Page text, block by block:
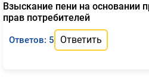
Взыскание пени на основании
прав потребителей
Ответов: 5 Ответить